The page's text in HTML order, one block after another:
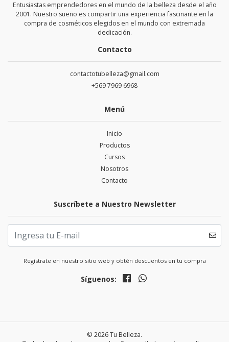
Entusiastas emprendedores en el mundo de la belleza desde el año
2001. Nuestro sueño es compartir una experiencia fascinante en la
compra de cosméticos elegidos en el mundo con extremada
dedicación.
Contacto
contactotubelleza@gmail.com
+569 7969 6968
Menú
Inicio
Productos
Cursos
Nosotros
Contacto
Suscríbete a Nuestro Newsletter
Regístrate en nuestro sitio web y obtén descuentos en tu compra
Síguenos:
© 2026 Tu Belleza.